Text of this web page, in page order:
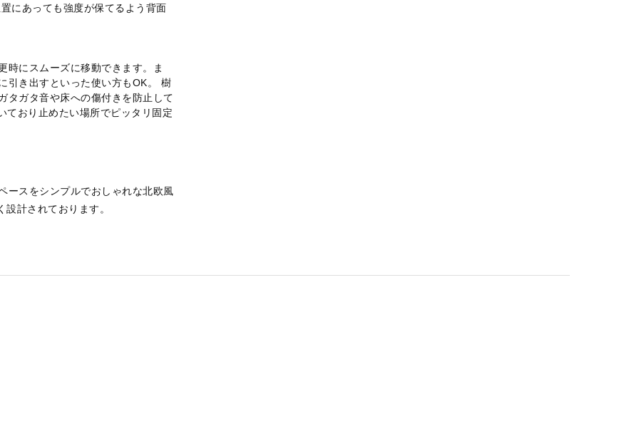
にあっても強度が保てるよう背面
時にスムーズに移動できます。ま
引き出すといった使い方もOK。 樹
タガタ音や床への傷付きを防止して
ており止めたい場所でピッタリ固定
ースをシンプルでおしゃれな北欧風
計されております。